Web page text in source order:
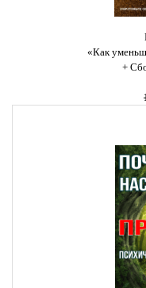
«Как
+